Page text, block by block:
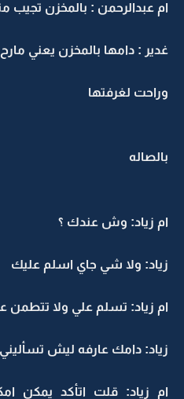
ام عبدالرحمن : بالمخزن تجيب
غدير : دامها بالمخزن يعني
وراحت لغرفتها
بالصاله
ام زياد: وش عندك ؟
زياد: ولا شي جاي اسلم عليك
ام زياد: تسلم علي ولا تتطمن
زياد: دامك عارفه ليش
ام زياد: قلت اتأكد يمكن